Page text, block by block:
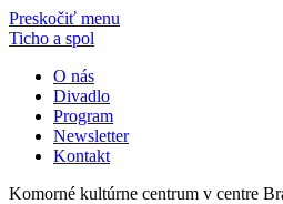
Preskočiť menu
Ticho a spol
O nás
Divadlo
Program
Newsletter
Kontakt
Komorné kultúrne centrum v centre